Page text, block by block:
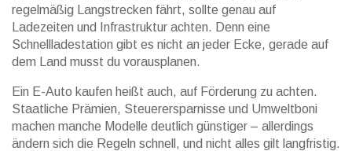
regelmäßig Langstrecken fährt, sollte genau auf
Ladezeiten und Infrastruktur achten. Denn eine
Schnellladestation gibt es nicht an jeder Ecke, gerade auf
dem Land musst du vorausplanen.
Ein E-Auto kaufen heißt auch, auf Förderung zu achten.
Staatliche Prämien, Steuerersparnisse und Umweltboni
machen manche Modelle deutlich günstiger – allerdings
ändern sich die Regeln schnell, und nicht alles gilt langfristig.